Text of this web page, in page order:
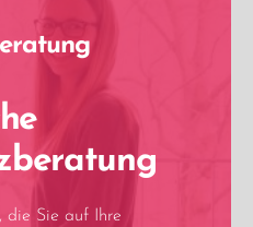
die Sie auf Ihre